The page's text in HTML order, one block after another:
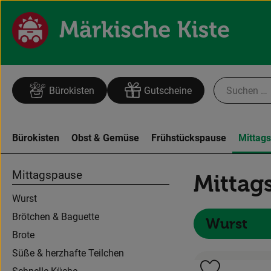
Bürokisten Gutscheine
Bürokisten Obst & Gemüse Frühstückspause
Mittagspause
Wurst
Brötchen & Baguette
Brote
Süße & herzhafte Teilchen
Wurst